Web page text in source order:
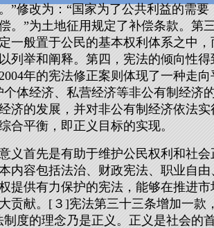
”修改为：“国家为了公共利益的需
。”为土地征用规定了补偿条款。第
一般置于公民的基本权利体系之中
列举和阐释。第四，宪法的倾向性
年的宪法修正案则体现了一种走
个体经济、私营经济等非公有制经济
济的发展，并对非公有制经济依法
合平衡，即正义目标的实现。
义首先是有助于维护公民权利和社
内容包括法治、财政宪法、职业自
提供有力保护的宪法，能够在推进
贡献。[３]宪法第三十三条增加一款
制度的理念乃是正义。正义是社会的